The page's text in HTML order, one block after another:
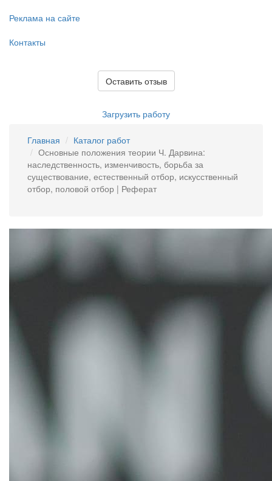
Реклама на сайте
Контакты
Оставить отзыв
Загрузить работу
Главная
Каталог работ
Основные положения теории Ч. Дарвина:
наследственность, изменчивость, борьба за
существование, естественный отбор, искусственный
отбор, половой отбор | Реферат